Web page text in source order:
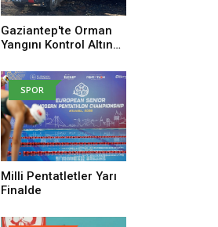
Gaziantep'te Orman
Yangını Kontrol Altına
SPOR
Milli Pentatletler Yarı
Finalde